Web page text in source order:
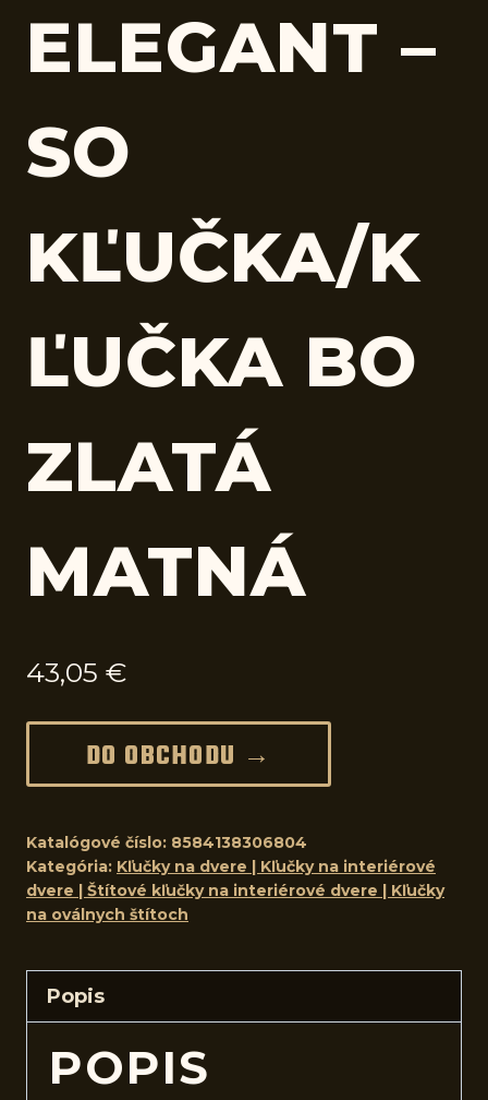
ELEGANT –
SO
KĽUČKA/K
ĽUČKA BO
ZLATÁ
MATNÁ
43,05 €
DO OBCHODU →
Katalógové číslo: 8584138306804
Kategória: Kľučky na dvere | Kľučky na interiérové
dvere | Štítové kľučky na interiérové dvere | Kľučky
na oválnych štítoch
Popis
POPIS